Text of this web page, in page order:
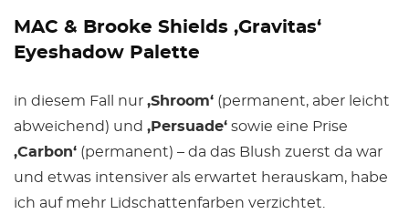
MAC & Brooke Shields ‚Gravitas‘
Eyeshadow Palette
in diesem Fall nur ‚Shroom‘ (permanent, aber leicht
abweichend) und ‚Persuade‘ sowie eine Prise
‚Carbon‘ (permanent) – da das Blush zuerst da war
und etwas intensiver als erwartet herauskam, habe
ich auf mehr Lidschattenfarben verzichtet.